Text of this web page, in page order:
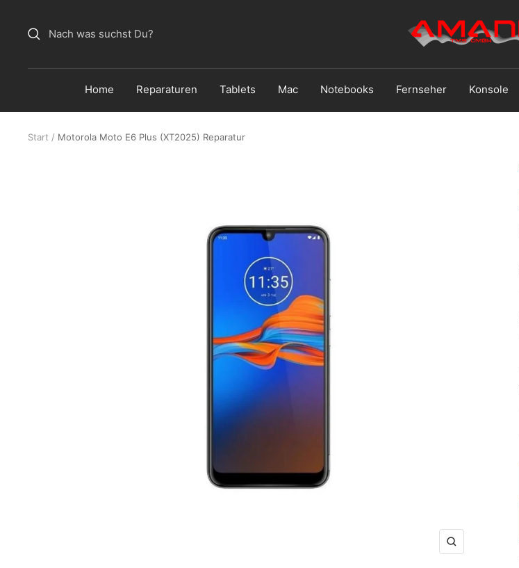
Handy
Reparatur
Home Reparaturen Tablets Mac Notebooks Fernseher Konsole
Start Motorola Moto E6 Plus (XT2025) Reparatur
Zoom